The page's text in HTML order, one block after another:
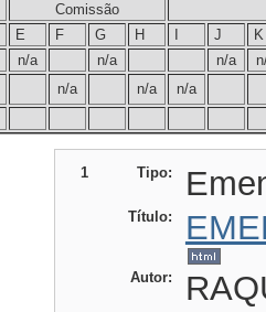
Comissão
E F G H J
K
n/a n/a n/a
n/a n/a
n/a
1 Tipo:
Título:
Autor: